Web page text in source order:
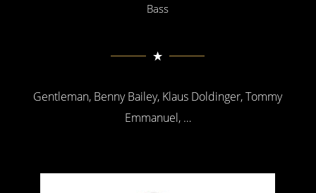
Bass
Gentleman, Benny Bailey, Klaus Doldinger, Tommy
Emmanuel, …